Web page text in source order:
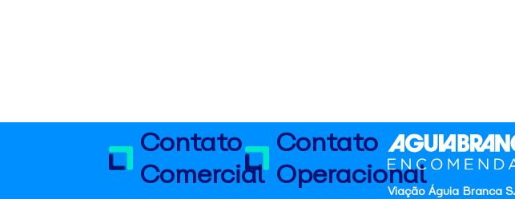
Viação Águia Branca
Contato
Comercial
Contato
Operacional